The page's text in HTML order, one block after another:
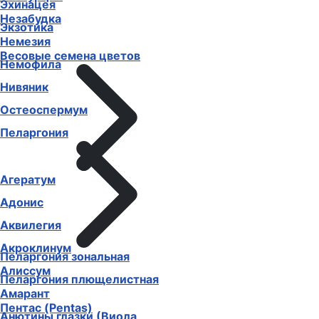
Незабудка
Немезия
Немофила
Нивяник
Остеоспермум
Пеларгония
Пеларгония зональная
Пеларгония плющелистная
Пентас (Pentas)
Эхинацея
Экзотика
Весовые семена цветов
Агератум
Адонис
Аквилегия
Акроклинум
Алиссум
Амарант
Анютины глазки (Виола